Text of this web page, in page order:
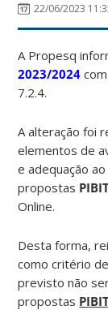
22/06/2023
A Propesq
2023/2024
7.2.4.
A alteração foi
elementos de
e adequação
propostas
Online.
Desta forma,
como critério
previsto não
propostas